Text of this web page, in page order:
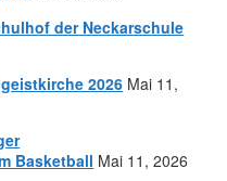
der Neckarschule
2026 Mai 11,
Basketball Mai 11, 2026